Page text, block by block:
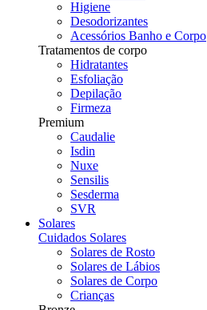
Higiene
Desodorizantes
Acessórios Banho e Corpo
Tratamentos de corpo
Hidratantes
Esfoliação
Depilação
Firmeza
Premium
Caudalie
Isdin
Nuxe
Sensilis
Sesderma
SVR
Solares
Cuidados Solares
Solares de Rosto
Solares de Lábios
Solares de Corpo
Crianças